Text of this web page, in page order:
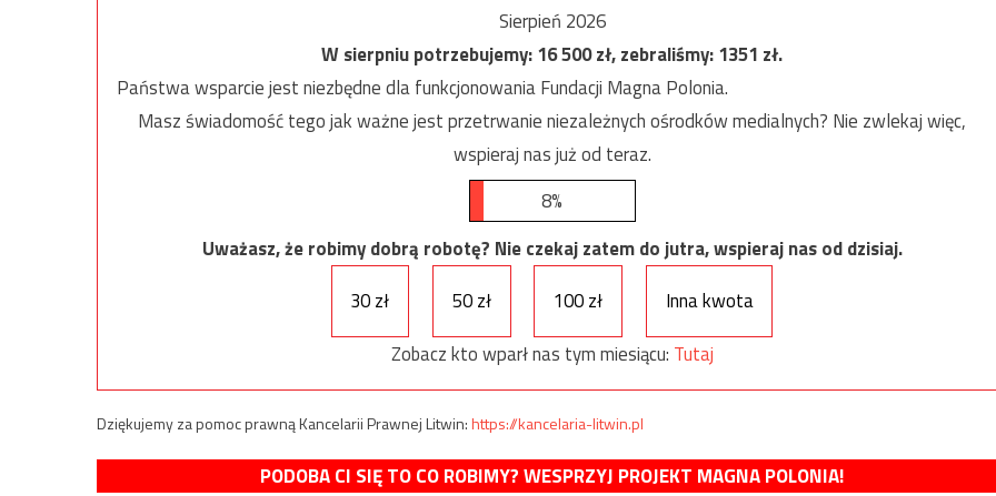
Sierpień 2026
W sierpniu potrzebujemy:16 500zł, zebraliśmy:1351 zł.
Państwa wsparcie jest niezbędne dla funkcjonowania Fundacji Magna Polonia.
Masz świadomość tego jak ważne jest przetrwanie niezależnych ośrodków medialnych? Nie zwlekaj więc,
wspieraj nas już od teraz.
8%
Uważasz, że robimy dobrą robotę? Nie czekaj zatem do jutra, wspieraj nas od dzisiaj.
30 zł
50 zł 100 zł
Inna kwota
Zobacz kto wparł nas tym miesiącu: Tutaj
Dziękujemy za pomoc prawną Kancelarii Prawnej Litwin:https://kancelaria-litwin.pl
PODOBA CI SIĘ TO CO ROBIMY? WESPRZYJ PROJEKT MAGNA POLONIA!